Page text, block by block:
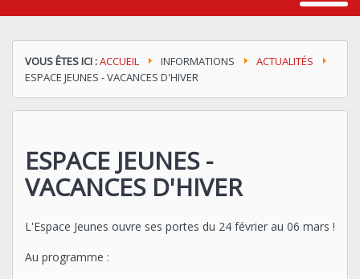
VOUS ÊTES ICI :ACCUEIL INFORMATIONS
ACTUALITÉS
ESPACE JEUNES - VACANCES D'HIVER
ESPACE JEUNES -
VACANCES D'HIVER
L'Espace Jeunes ouvre ses portes du 24 février au 06 mars !
Au programme :